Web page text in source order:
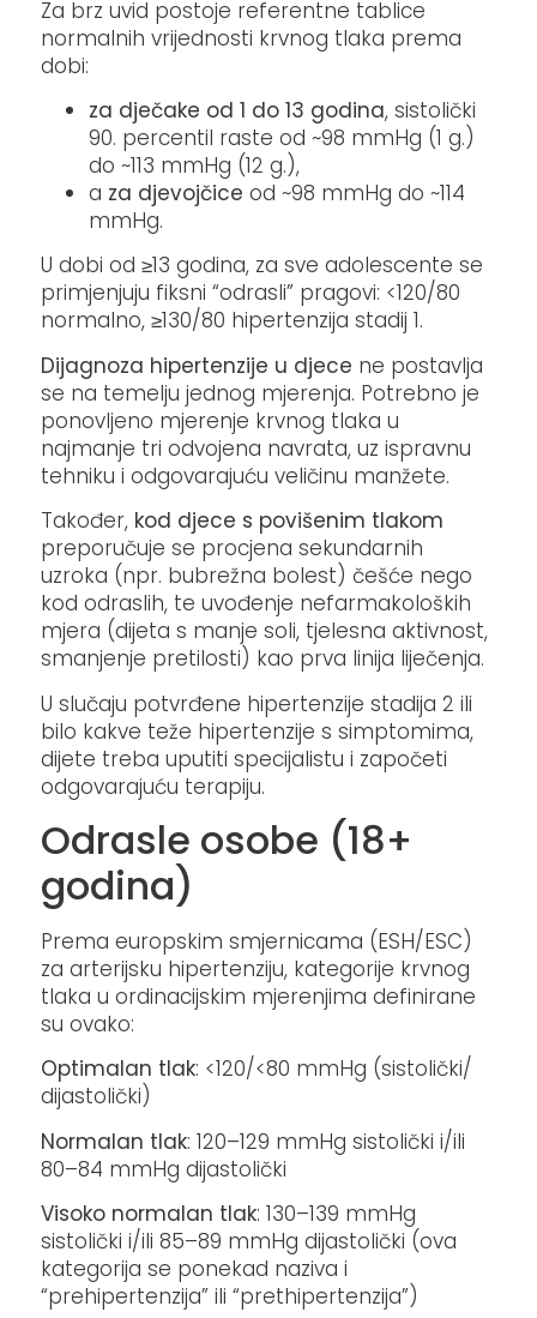
Za brz uvid postoje referentne tablice
normalnih vrijednosti krvnog tlaka prema
dobi:
za dječake od 1 do 13 godina, sistolički
90. percentil raste od ~98 mmHg (1 g.)
do ~113 mmHg (12 g.),
a za djevojčice od ~98 mmHg do ~114
mmHg.
U dobi od ≥13 godina, za sve adolescente se
primjenjuju fiksni “odrasli” pragovi: <120/80
normalno, ≥130/80 hipertenzija stadij 1.
Dijagnoza hipertenzije u djece ne postavlja
se na temelju jednog mjerenja. Potrebno je
ponovljeno mjerenje krvnog tlaka u
najmanje tri odvojena navrata, uz ispravnu
tehniku i odgovarajuću veličinu manžete.
Također, kod djece s povišenim tlakom
preporučuje se procjena sekundarnih
uzroka (npr. bubrežna bolest) češće nego
kod odraslih, te uvođenje nefarmakoloških
mjera (dijeta s manje soli, tjelesna aktivnost,
smanjenje pretilosti) kao prva linija liječenja.
U slučaju potvrđene hipertenzije stadija 2 ili
bilo kakve teže hipertenzije s simptomima,
dijete treba uputiti specijalistu i započeti
odgovarajuću terapiju.
Odrasle osobe (18+
godina)
Prema europskim smjernicama (ESH/ESC)
za arterijsku hipertenziju, kategorije krvnog
tlaka u ordinacijskim mjerenjima definirane
su ovako:
Optimalan tlak: <120/<80 mmHg (sistolički/
dijastolički)
Normalan tlak: 120–129 mmHg sistolički i/ili
80–84 mmHg dijastolički
Visoko normalan tlak: 130–139 mmHg
sistolički i/ili 85–89 mmHg dijastolički (ova
kategorija se ponekad naziva i
“prehipertenzija” ili “prethipertenzija”)